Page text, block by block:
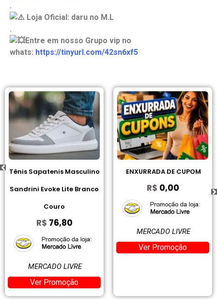
.
Loja Oficial: daru no M.L
.
Entre em nosso Grupo vip no
whats: https://tinyurl.com/42sn6xf5
Tênis Sapatenis Masculino
Sandrini Evoke Lite Branco
Couro
R$ 76,80
Ver Promoção
MERCADO LIVRE
ENXURRADA DE CUPOM
R$ 0,00
Ver Promoção
MERCADO LIVRE